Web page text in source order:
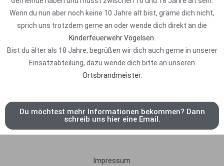
Wenn du nun aber noch keine 10 Jahre alt bist, gräme dich nicht,
sprich uns trotzdem gerne an oder wende dich direkt an die
Kinderfeuerwehr Vögelsen
Bist du älter als 18 Jahre, begrüßen wir dich auch gerne in unserer
Einsatzabteilung, dazu wende dich bitte an unseren
Ortsbrandmeister.
Du möchtest mehr Informationen bekommen? Dann
schreib uns hier eine Email.
Impressum